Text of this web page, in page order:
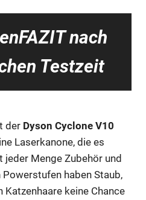
nach
Testzeit
der Dyson Cyclone V10
Laserkanone, die es
Menge Zubehör und
haben Staub,
Katzenhaare keine Chance